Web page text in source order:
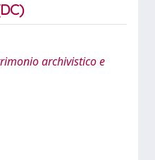
archivistico e